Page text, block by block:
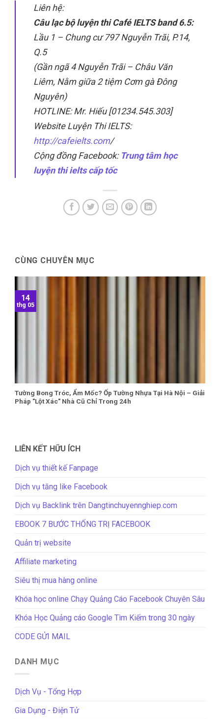
Liên hệ:
Câu lạc bộ luyện thi Café IELTS band 6.5:
Lầu 1 – Chung cư 797 Nguyễn Trãi, P.14,
Q.5
(Gần ngã 4 Nguyễn Trãi – Châu Văn
Liêm, Nằm giữa 2 tiệm Cơm gà Đông
Nguyên)
HOTLINE: Mr. Hiếu [01234.545.303]
Website Luyện Thi IELTS:
http://cafeielts.com/
Cộng đồng Facebook: Trung tâm học
luyện thi ielts cấp tốc
CÙNG CHUYÊN MỤC
Tường Bong Tróc, Ẩm Mốc? Ốp Tường Nhựa Tại Hà Nội – Giải
Pháp "Lột Xác" Nhà Cũ Chỉ Trong 24h
14
thg 05
LIÊN KẾT HỮU ÍCH
Dịch vụ thiết kế Fanpage
Dịch vụ tăng like Facebook
Dịch vụ Backlink trên Dangtinchuyennghiep.com
EBOOK 7 BƯỚC THỐNG TRỊ FACEBOOK
Quản trị website
Affiliate marketing
Siêu thị mua hàng online
Khóa học online Chạy Quảng Cáo Facebook Chuyên Sâu
Khóa Học Quảng cáo Google Tìm Kiếm trong 30 ngày
CODE GỬI MAIL
DANH MỤC
Dịch Vụ - Tổng Hợp
Gia Dụng - Điện Tử